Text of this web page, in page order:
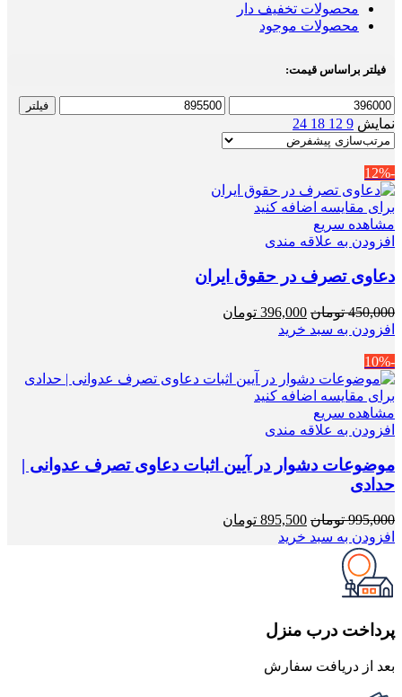
محصولات تخفیف دار
محصولات موجود
فیلتر براساس قیمت:
حداقل
قیمت
حداکثر
فیلتر
نمایش 9
12
18
24
-12%
برای مقایسه اضافه کنید
مشاهده سریع
افزودن به علاقه مندی
دعاوی تصرف در حقوق ایران
450,000 تومان قیمت
اصلی
396,000 تومان
افزودن به سبد خرید
-10%
برای مقایسه اضافه کنید
مشاهده سریع
افزودن به علاقه مندی
موضوعات دشوار در آیین اثبات دعاوی تصرف عدوانی |
حدادی
995,000 تومان قیمت
اصلی
895,500 تومان
افزودن به سبد خرید
پرداخت درب منزل
بعد از دریافت سفارش